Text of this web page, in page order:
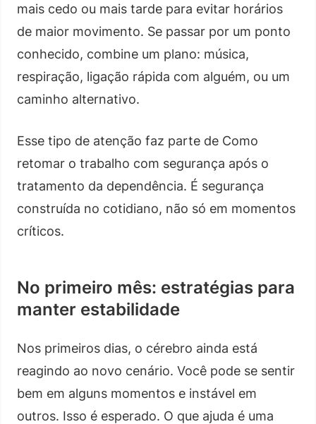
mais cedo ou mais tarde para evitar horários
de maior movimento. Se passar por um ponto
conhecido, combine um plano: música,
respiração, ligação rápida com alguém, ou um
caminho alternativo.
Esse tipo de atenção faz parte de Como
retomar o trabalho com segurança após o
tratamento da dependência. É segurança
construída no cotidiano, não só em momentos
críticos.
No primeiro mês: estratégias para
manter estabilidade
Nos primeiros dias, o cérebro ainda está
reagindo ao novo cenário. Você pode se sentir
bem em alguns momentos e instável em
outros. Isso é esperado. O que ajuda é uma